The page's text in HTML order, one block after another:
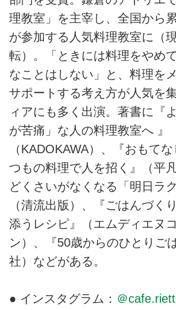
理教室」を主宰し、全国から
が参加する人気料理教室に（
転）。「ときには料理をやめ
なことはしない」と、料理を
サポートする考え方が人気を
ィアにも多く出演。著書に『
が苦痛」な人の料理教室へ 』
（KADOKAWA）、『おもて
つもの料理で人を招く』（平
どくさいがなくなる「明日ラ
（清流出版）、『ごはんづく
添うレシピ』（エムディエヌ
ン）、『50歳からのひとりご
社）などがある。
● インスタグラム： ＠